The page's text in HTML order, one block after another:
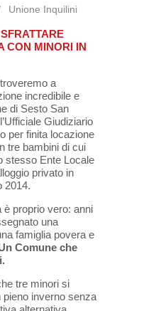
Unione Inquilini
CON MINORI IN
a
incredibile e
di Sesto San
Giudiziario
per finita locazione
tre bambini di cui
stesso Ente Locale
privato in
2014.
è proprio vero: anni
una
famiglia povera e
Comune che
tre minori si
inverno senza